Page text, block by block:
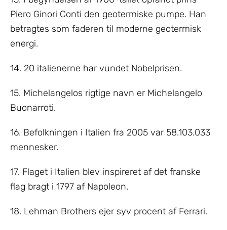
Piero Ginori Conti den geotermiske pumpe. Han
betragtes som faderen til moderne geotermisk
energi.
14. 20 italienerne har vundet Nobelprisen.
15. Michelangelos rigtige navn er Michelangelo
Buonarroti.
16. Befolkningen i Italien fra 2005 var 58.103.033
mennesker.
17. Flaget i Italien blev inspireret af det franske
flag bragt i 1797 af Napoleon.
18. Lehman Brothers ejer syv procent af Ferrari.